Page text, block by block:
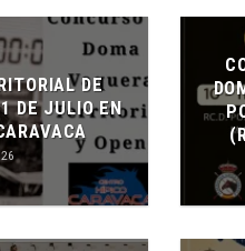
DE
DE JULIO EN